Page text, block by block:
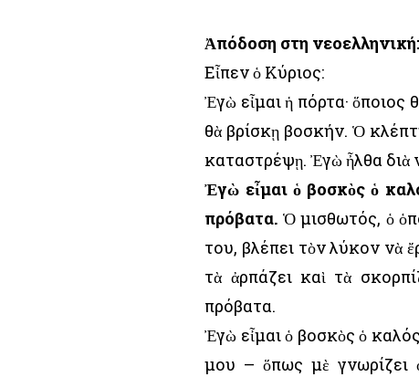
Ἀπόδοση στη νεοελληνική:
Εἶπεν ὁ Κύριος:
Ἐγὼ εἶμαι ἡ πόρτα· ὅποιος
θὰ βρίσκῃ βοσκήν. Ὁ
καταστρέψῃ. Ἐγὼ ἦλθα διὰ
Ἐγὼ εἶμαι ὁ βοσκὸς ὁ
πρόβατα. Ὁ μισθωτός, ὁ
του, βλέπει τὸν λύκον νὰ
τὰ ἀρπάζει καὶ τὰ
πρόβατα.
Ἐγὼ εἶμαι ὁ βοσκὸς ὁ
μου – ὅπως μὲ γνωρίζει